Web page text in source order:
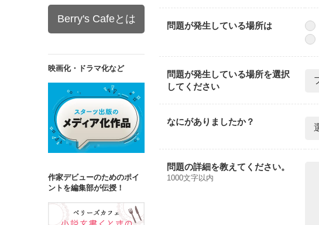
問題が発生している場所は
問題が発生している場所を選択
してください
なにがありましたか？
問題の詳細を教えてください。
1000文字以内
Berry's Cafeとは
映画化・ドラマ化など
作家デビューのためのポイ
ントを編集部が伝授！